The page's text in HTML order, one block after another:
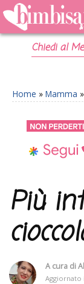
Chiedi al
Home » Mamma »
Più
A cura di
Aggiornato